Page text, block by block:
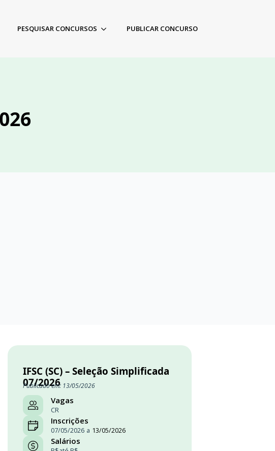
PESQUISAR CONCURSOS PUBLICAR CONCURSO
IFSC (SC) – Seleção Simplificada
07/2026
Publicado em: 13/05/2026
Vagas
CR
Inscrições
07/05/2026 a 13/05/2026
Salários